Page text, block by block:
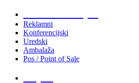
Reklamni
Konferencijski
Uredski
Ambalaža
Pos / Point of Sale